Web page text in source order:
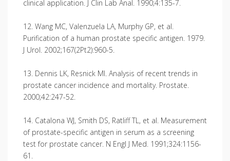
clinical application. J Clin Lab Anal. 1990;4:135-7.
12. Wang MC, Valenzuela LA, Murphy GP, et al.
Purification of a human prostate specific antigen. 1979.
J Urol. 2002;167(2Pt2):960-5.
13. Dennis LK, Resnick MI. Analysis of recent trends in
prostate cancer incidence and mortality. Prostate.
2000;42:247-52.
14. Catalona WJ, Smith DS, Ratliff TL, et al. Measurement
of prostate-specific antigen in serum as a screening
test for prostate cancer. N Engl J Med. 1991;324:1156-
61.